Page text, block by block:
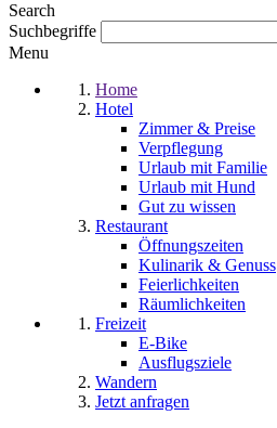
Search
Suchbegriffe
Menu
Home
Hotel
Zimmer & Preise
Verpflegung
Urlaub mit Familie
Urlaub mit Hund
Gut zu wissen
Restaurant
Öffnungszeiten
Kulinarik & Genuss
Feierlichkeiten
Räumlichkeiten
Freizeit
E-Bike
Ausflugsziele
Wandern
Jetzt anfragen